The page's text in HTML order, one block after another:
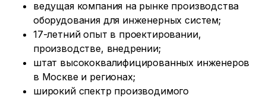
ведущая компания на рынке производства
оборудования для инженерных систем;
17-летний опыт в проектировании,
производстве, внедрении;
штат высококвалифицированных инженеров
в Москве и регионах;
широкий спектр производимого